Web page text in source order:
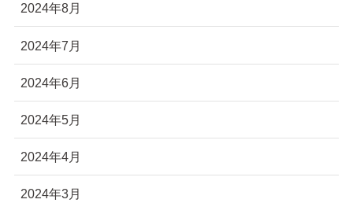
2024年8月
2024年7月
2024年6月
2024年5月
2024年4月
2024年3月